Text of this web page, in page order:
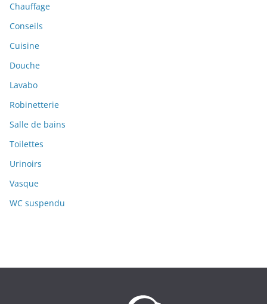
Chauffage
Conseils
Cuisine
Douche
Lavabo
Robinetterie
Salle de bains
Toilettes
Urinoirs
Vasque
WC suspendu